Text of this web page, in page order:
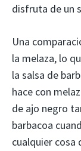
disfruta de un
Una
la melaza, lo
la salsa de
hace con
de ajo negro
barbacoa
cualquier cosa